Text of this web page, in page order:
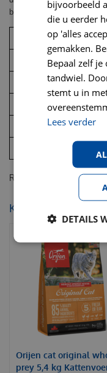
beschikking staan. Inhoud:
Gewicht van de kat (kg)
3
5
RC persian 10 kg
KIJK OOK EENS
Orijen cat original
prey 5,4 kg
bijvoorbeeld
die u eerder
op 'alles
gemakken.
Bepaal zelf
tandwiel.
stemt u in
Lees verder
DETAILS